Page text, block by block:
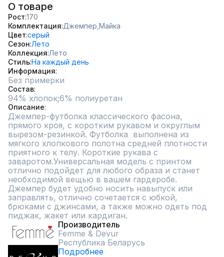
О товаре
Рост 170
Комплектация Джемпер, Майка
Цвет серый
Сезон Лето
Коллекция Лето
СтильНа каждый день
Информация
Без примерки
Состав
94% хлопок;6% полиуретан
Описание
Джемпер-футболка классического фасона,
прямого кроя, с коротким рукавом и округлым
вырезом-резинкой. Футболка  выполнена из
мягкого хлопкового полотна средней плотности
приятного к телу. Короткие рукава с
заваротом.Универсальная модель с принтом
отлично подойдет для любого образа и станет
необходимой вещью в вашем гардеробе.
Джемпер будет удобно носить навыпуск или
заправлять, отлично сочетается с юбкой,
брюками с джинсами, а также можно одеть под
пиджак, жакет или кардиган.
Производитель
Femme & Devur
Республика Беларусь
Подробнее